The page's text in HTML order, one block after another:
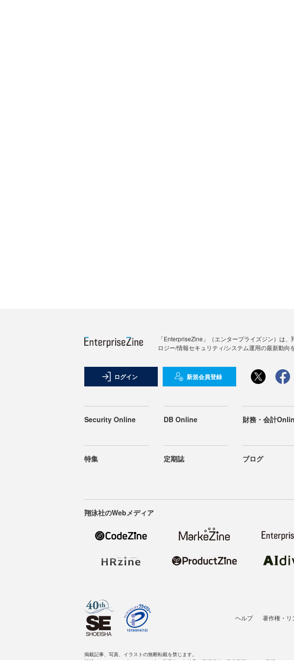
「EnterpriseZine」（エンタープライズジン）は
ロジー/情報セキュリティ/システム運用の最新動向
ログイン 新規会員登録
Security Online DB Online 財務・会計
特集 定期誌 ブログ
翔泳社のWebメディア
ヘルプ 著作権・リ
掲載記事、写真、イラストの無断転載を禁じます。